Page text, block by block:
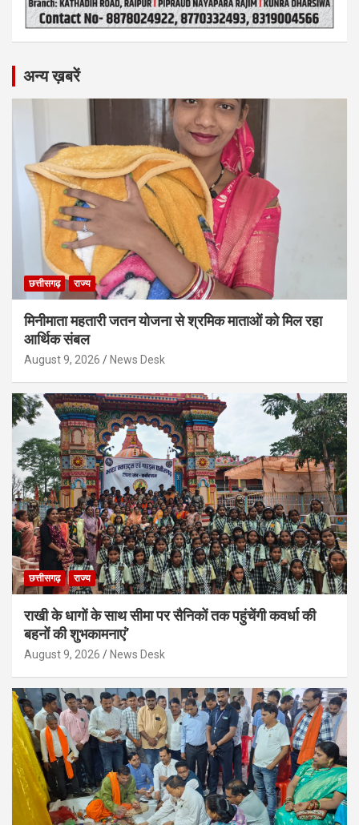
अन्य ख़बरें
छत्तीसगढ़ राज्य
मिनीमाता महतारी जतन योजना से श्रमिक माताओं को मिल रहा
आर्थिक संबल
August 9, 2026 News Desk
छत्तीसगढ़ राज्य
राखी के धागों के साथ सीमा पर सैनिकों तक पहुंचेंगी कवर्धा की
बहनों की शुभकामनाएं’
August 9, 2026 News Desk